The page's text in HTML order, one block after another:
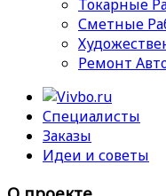
Токарные
Сметные
Ремонт
Специалисты
Заказы
Идеи и советы